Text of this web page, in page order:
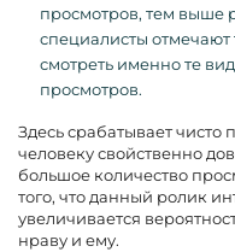
просмотров, тем выше
специалисты отмечают
смотреть именно те
просмотров.
Здесь срабатывает чисто
человеку свойственно
большое количество
того, что данный ролик
увеличивается
нраву и ему.